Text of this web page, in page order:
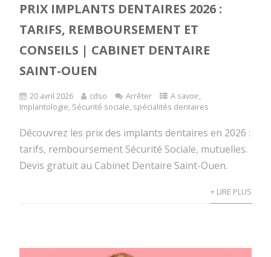
PRIX IMPLANTS DENTAIRES 2026 :
TARIFS, REMBOURSEMENT ET
CONSEILS | CABINET DENTAIRE
SAINT-OUEN
20 avril 2026 cdso Arrêter A savoir,
Implantologie, Sécurité sociale, spécialités dentaires
Découvrez les prix des implants dentaires en 2026 :
tarifs, remboursement Sécurité Sociale, mutuelles.
Devis gratuit au Cabinet Dentaire Saint-Ouen.
+ LIRE PLUS